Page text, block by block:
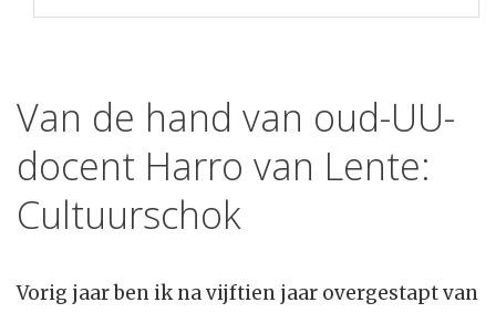
Van de hand van oud-UU-
docent Harro van Lente:
Cultuurschok
Vorig jaar ben ik na vijftien jaar overgestapt van